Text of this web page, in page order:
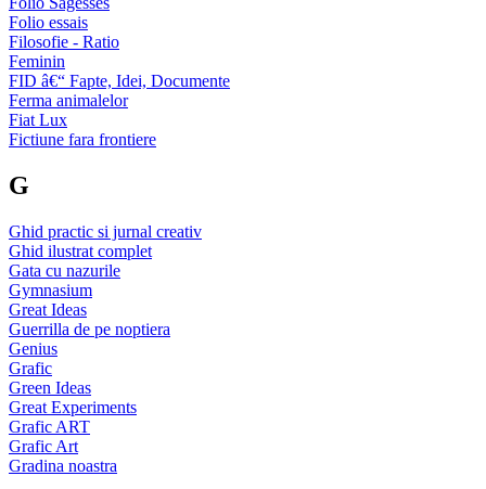
Folio essais
Filosofie - Ratio
Feminin
FID â€“ Fapte, Idei, Documente
Ferma animalelor
Fiat Lux
Fictiune fara frontiere
G
Ghid practic si jurnal creativ
Ghid ilustrat complet
Gata cu nazurile
Gymnasium
Great Ideas
Guerrilla de pe noptiera
Genius
Grafic
Green Ideas
Great Experiments
Grafic ART
Grafic Art
Gradina noastra